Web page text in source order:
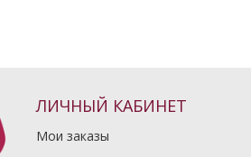
ЛИЧНЫЙ КАБИНЕТ
Мои заказы